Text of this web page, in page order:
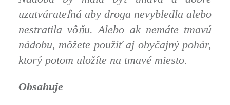
uzatvárateľná aby droga nevybledla alebo
nestratila vôňu. Alebo ak nemáte tmavú
nádobu, môžete použiť aj obyčajný pohár,
ktorý potom uložíte na tmavé miesto.
Obsahuje